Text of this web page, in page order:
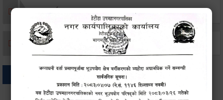
जन्म दर्ता